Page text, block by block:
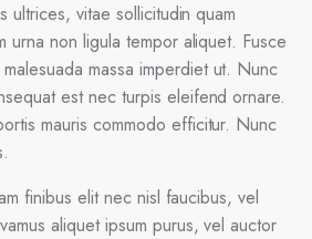
ultrices, vitae sollicitudin quam
urna non ligula tempor aliquet. Fusce
massa imperdiet ut. Nunc
est nec turpis eleifend ornare.
mauris commodo efficitur. Nunc
finibus elit nec nisl faucibus, vel
aliquet ipsum purus, vel auctor